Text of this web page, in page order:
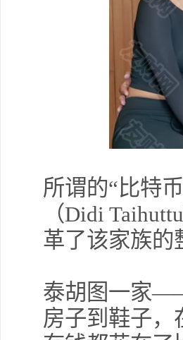
所谓的“比特
（Didi
革了该家族的
泰胡图一家
房子到鞋子，